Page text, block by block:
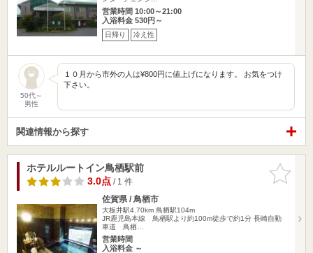
営業時間 10:00～21:00
入浴料金 530円～
日帰り 冷え性
50代～
男性
１０月から市外の人は¥800円に値上げになります。 お気をつけ
下さい。
関連情報から探す
お気に入
りに追加
ホテルルートイン鳥栖駅前
3.0点/ 1 件
佐賀県 / 鳥栖市
大板井駅4.70km 鳥栖駅104m
JR鹿児島本線 鳥栖駅より約100m徒歩で約1分 長崎自動
車道 鳥栖…
営業時間
入浴料金 ～